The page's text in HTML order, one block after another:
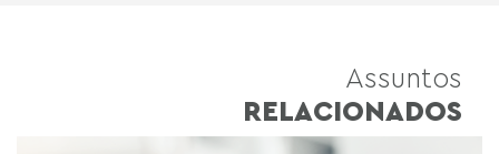
Assuntos
RELACIONADOS